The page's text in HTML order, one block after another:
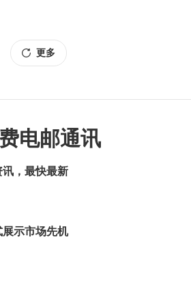
更多
电邮通讯
讯，最快最新
展示市场先机